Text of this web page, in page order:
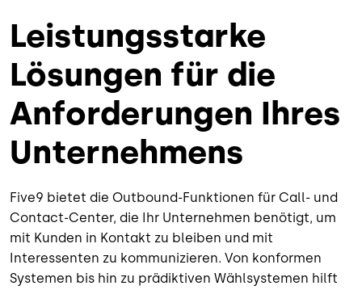
Leistungsstarke
Lösungen für die
Anforderungen Ihres
Unternehmens
Five9 bietet die Outbound-Funktionen für Call- und
Contact-Center, die Ihr Unternehmen benötigt, um
mit Kunden in Kontakt zu bleiben und mit
Interessenten zu kommunizieren. Von konformen
Systemen bis hin zu prädiktiven Wählsystemen hilft